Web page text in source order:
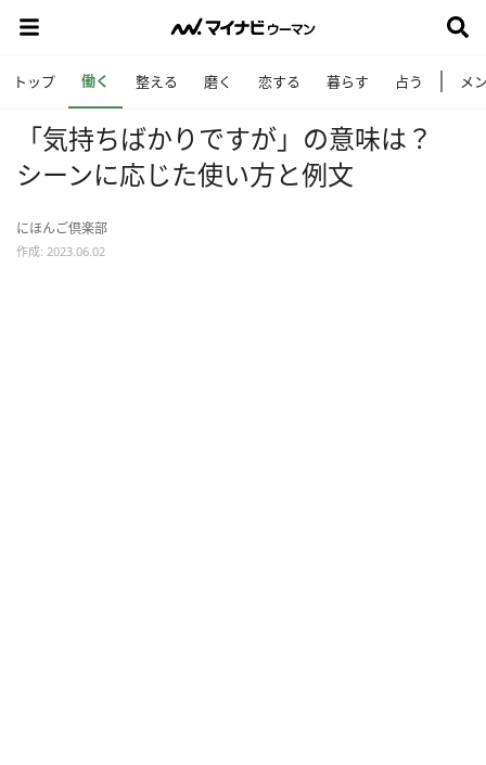
トップ 働く 整える 磨く 恋する 暮らす 占う メ
「気持ちばかりですが」の意味は？
シーンに応じた使い方と例文
にほんご倶楽部
作成: 2023.06.02